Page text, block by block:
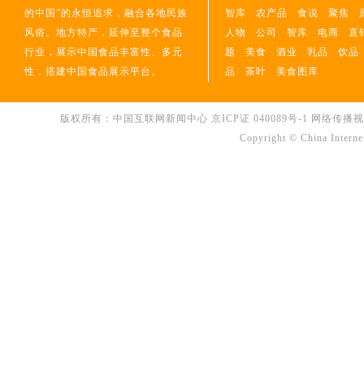
的中国”的永恒追求，融合各地民族
风俗、地方特产，延伸至整个食品
行业，展示中国食品丰富性、多元
性，搭建中国食品展示平台。
智库
农产品 食说 聚焦
人物
公司 智库 电商
直
题
美食 酒业 乳品
饮品
品
茶叶 美食图库
版权所有：中国互联网新闻中心 京ICP证 040089号-1 网络传播
Copyright © China